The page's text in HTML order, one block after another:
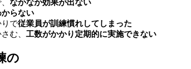
なかなか効果が出ない
からない
りで従業員が訓練慣れしてしまった
む、 工数がかかり定期的に実施できない
の